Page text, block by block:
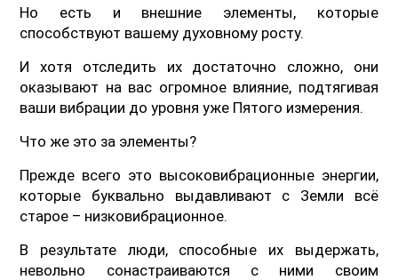
Но есть и внешние элементы, которые
способствуют вашему духовному росту.
И хотя отследить их достаточно сложно, они
оказывают на вас огромное влияние, подтягивая
ваши вибрации до уровня уже Пятого измерения.
Что же это за элементы?
Прежде всего это высоковибрационные энергии,
которые буквально выдавливают с Земли всё
старое – низковибрационное.
В результате люди, способные их выдержать,
невольно сонастраиваются с ними своим